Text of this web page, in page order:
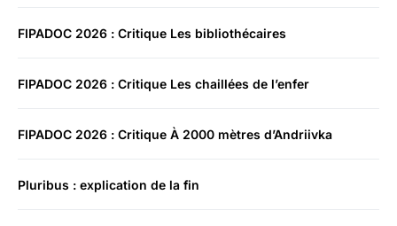
FIPADOC 2026 : Critique Les bibliothécaires
FIPADOC 2026 : Critique Les chaillées de l’enfer
FIPADOC 2026 : Critique À 2000 mètres d’Andriivka
Pluribus : explication de la fin